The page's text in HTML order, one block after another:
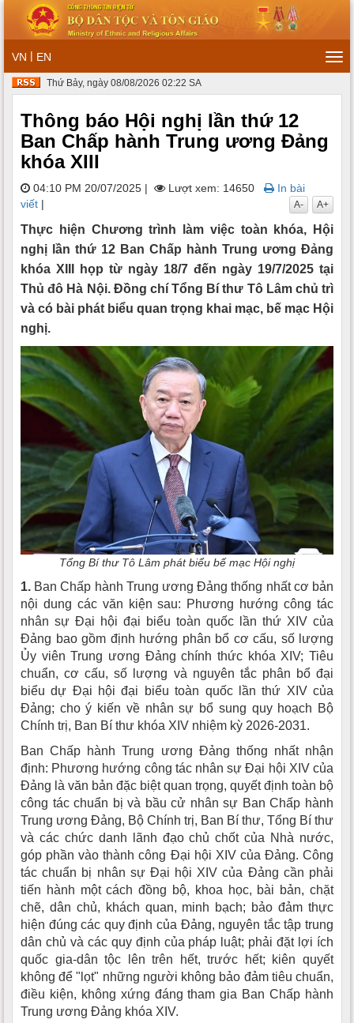
VN | EN
Thứ Bảy, ngày 08/08/2026 02:22 SA
Thông báo Hội nghị lần thứ 12
Ban Chấp hành Trung ương Đảng
khóa XIII
04:10 PM 20/07/2025 | Lượt xem: 14650
In bài
viết | A+
A-
Thực hiện Chương trình làm việc toàn khóa, Hội
nghị lần thứ 12 Ban Chấp hành Trung ương Đảng
khóa XIII họp từ ngày 18/7 đến ngày 19/7/2025 tại
Thủ đô Hà Nội. Đồng chí Tổng Bí thư Tô Lâm chủ trì
và có bài phát biểu quan trọng khai mạc, bế mạc Hội
nghị.
Tổng Bí thư Tô Lâm phát biểu bế mạc Hội nghị
1. Ban Chấp hành Trung ương Đảng thống nhất cơ bản
nội dung các văn kiện sau: Phương hướng công tác
nhân sự Đại hội đại biểu toàn quốc lần thứ XIV của
Đảng bao gồm định hướng phân bổ cơ cấu, số lượng
Ủy viên Trung ương Đảng chính thức khóa XIV; Tiêu
chuẩn, cơ cấu, số lượng và nguyên tắc phân bổ đại
biểu dự Đại hội đại biểu toàn quốc lần thứ XIV của
Đảng; cho ý kiến về nhân sự bổ sung quy hoạch Bộ
Chính trị, Ban Bí thư khóa XIV nhiệm kỳ 2026-2031.
Ban Chấp hành Trung ương Đảng thống nhất nhận
định: Phương hướng công tác nhân sự Đại hội XIV của
Đảng là văn bản đặc biệt quan trọng, quyết định toàn bộ
công tác chuẩn bị và bầu cử nhân sự Ban Chấp hành
Trung ương Đảng, Bộ Chính trị, Ban Bí thư, Tổng Bí thư
và các chức danh lãnh đạo chủ chốt của Nhà nước,
góp phần vào thành công Đại hội XIV của Đảng. Công
tác chuẩn bị nhân sự Đại hội XIV của Đảng cần phải
tiến hành một cách đồng bộ, khoa học, bài bản, chặt
chẽ, dân chủ, khách quan, minh bạch; bảo đảm thực
hiện đúng các quy định của Đảng, nguyên tắc tập trung
dân chủ và các quy định của pháp luật; phải đặt lợi ích
quốc gia-dân tộc lên trên hết, trước hết; kiên quyết
không để "lọt" những người không bảo đảm tiêu chuẩn,
điều kiện, không xứng đáng tham gia Ban Chấp hành
Trung ương Đảng khóa XIV.